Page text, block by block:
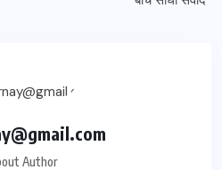
Author